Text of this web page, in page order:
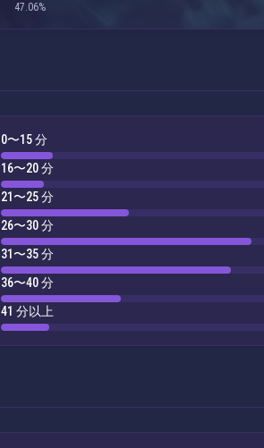
47.06%
0〜15 分
16〜20 分
21〜25 分
26〜30 分
31〜35 分
36〜40 分
41 分以上